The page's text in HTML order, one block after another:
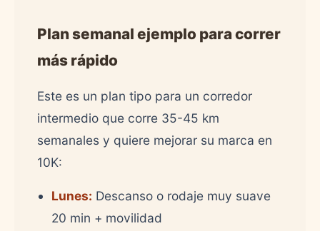
Plan semanal ejemplo para correr
más rápido
Este es un plan tipo para un corredor
intermedio que corre 35-45 km
semanales y quiere mejorar su marca en
10K:
Lunes: Descanso o rodaje muy suave
20 min + movilidad